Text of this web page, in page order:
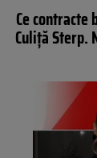
Ce
Culiță Sterp.